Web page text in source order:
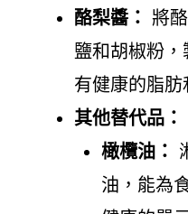
酪梨醬： 將
鹽和胡椒粉
有健康的脂肪
其他替代品：
橄欖油：
油，能為